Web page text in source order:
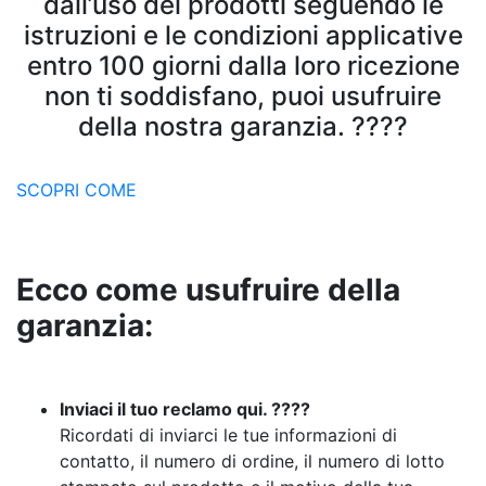
istruzioni e le condizioni applicative
entro 100 giorni dalla loro ricezione
non ti soddisfano, puoi usufruire
della nostra garanzia. ????
SCOPRI COME
Ecco come usufruire della
garanzia:
Inviaci il tuo reclamo qui. ????
Ricordati di inviarci le tue informazioni di
contatto, il numero di ordine, il numero di lotto